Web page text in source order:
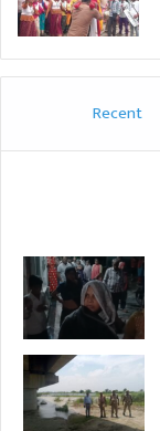
Recent